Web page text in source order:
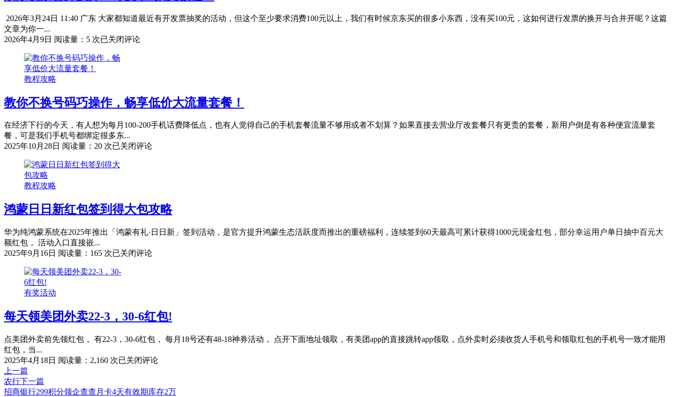
2026年3月24日 11:40 广东 大家都知道最近有开发票抽奖的活动，但这个至少要求消费100元以上，我们有时候京东买的很多小东西，没有买100元，这如何进行发票的换开与合并开呢？这篇
文章为你一...
2026年4月9日 阅读量：5 次京
发
换
100
元
以
抽
已关闭评论
教程攻略
教你不换号码巧操作，畅享低价大流量套餐！
在经济下行的今天，有人想为每月100-200手机话费降低点，也有人觉得自己的手机套餐流量不够用或者不划算？如果直接去营业厅改套餐只有更贵的套餐，新用户倒是有各种便宜流量套
餐，可是我们手机号都绑定很多东...
2025年10月28日 阅读量：20 次教
不
巧
作，
享
价
餐！
已关闭评论
教程攻略
鸿蒙日日新红包签到得大包攻略
华为纯鸿蒙系统在2025年推出「鸿蒙有礼·日日新」签到活动，是官方提升鸿蒙生态活跃度而推出的重磅福利，连续签到60天最高可累计获得1000元现金红包，部分幸运用户单日抽中百元大
额红包， 活动入口直接嵌...
2025年9月16日 阅读量：165 次鸿
日
到
大
略
已关闭评论
有奖活动
每天领美团外卖22-3，30-6红包!
点美团外卖前先领红包， 有22-3，30-6红包， 每月18号还有48-18神券活动， 点开下面地址领取，有美团app的直接跳转app领取，点外卖时必须收货人手机号和领取红包的手机号一致才能用
红包，当...
2025年4月18日 阅读量：2,160 次每
美
已关闭评论
上一篇
农行下一篇
招商银行299积分领企查查月卡4天有效期库存2万